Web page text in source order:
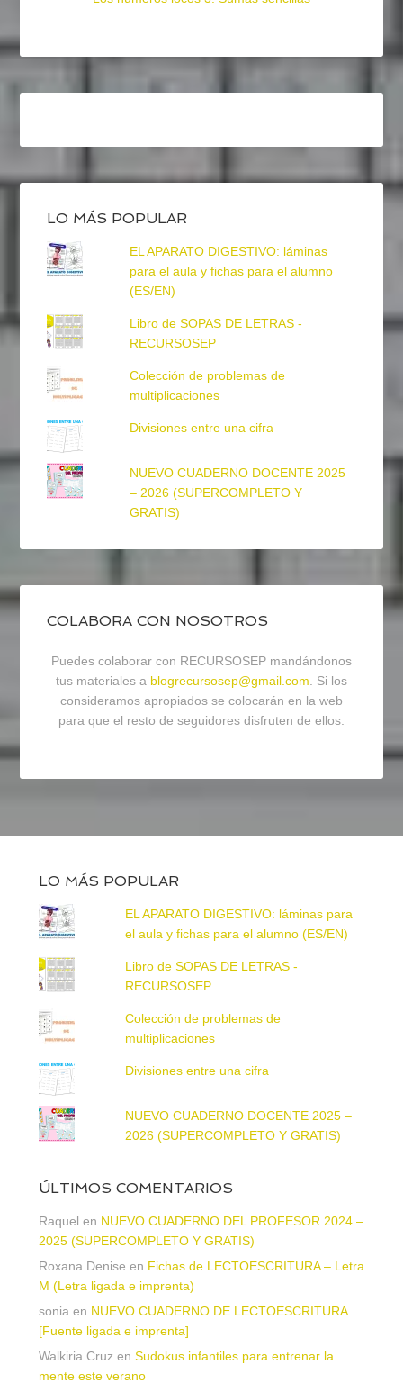
LO MÁS POPULAR
EL APARATO DIGESTIVO: láminas
para el aula y fichas para el alumno
(ES/EN)
Libro de SOPAS DE LETRAS -
RECURSOSEP
Colección de problemas de
multiplicaciones
Divisiones entre una cifra
NUEVO CUADERNO DOCENTE 2025
– 2026 (SUPERCOMPLETO Y
GRATIS)
COLABORA CON NOSOTROS
Puedes colaborar con RECURSOSEP mandándonos
tus materiales a blogrecursosep@gmail.com. Si los
consideramos apropiados se colocarán en la web
para que el resto de seguidores disfruten de ellos.
LO MÁS POPULAR
EL APARATO DIGESTIVO: láminas para
el aula y fichas para el alumno (ES/EN)
Libro de SOPAS DE LETRAS -
RECURSOSEP
Colección de problemas de
multiplicaciones
Divisiones entre una cifra
NUEVO CUADERNO DOCENTE 2025 –
2026 (SUPERCOMPLETO Y GRATIS)
ÚLTIMOS COMENTARIOS
Raquel en NUEVO CUADERNO DEL PROFESOR 2024 –
2025 (SUPERCOMPLETO Y GRATIS)
Roxana Denise en Fichas de LECTOESCRITURA – Letra
M (Letra ligada e imprenta)
sonia en NUEVO CUADERNO DE LECTOESCRITURA
[Fuente ligada e imprenta]
Walkiria Cruz en Sudokus infantiles para entrenar la
mente este verano